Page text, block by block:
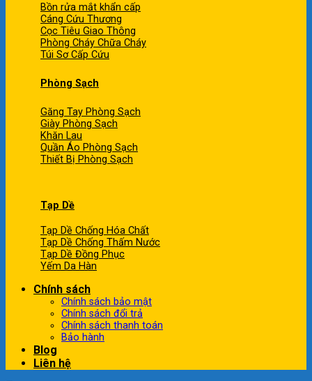
Bồn rửa mắt khẩn cấp
Cáng Cứu Thương
Cọc Tiêu Giao Thông
Phòng Cháy Chữa Cháy
Túi Sơ Cấp Cứu
Phòng Sạch
Găng Tay Phòng Sạch
Giày Phòng Sạch
Khăn Lau
Quần Áo Phòng Sạch
Thiết Bị Phòng Sạch
Tạp Dề
Tạp Dề Chống Hóa Chất
Tạp Dề Chống Thấm Nước
Tạp Dề Đồng Phục
Yếm Da Hàn
Chính sách
Chính sách bảo mật
Chính sách đổi trả
Chính sách thanh toán
Bảo hành
Blog
Liên hệ